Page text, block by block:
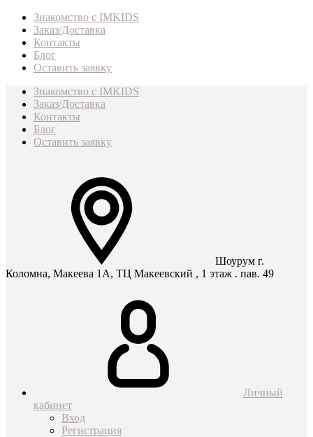
Знакомство с IMKIDS
Заказ/Доставка
Контакты
Блог
Оставить заявку
Знакомство с IMKIDS
Заказ/Доставка
Контакты
Блог
Оставить заявку
Шоурум г.
Коломна, Макеева 1А, ТЦ Макеевский , 1 этаж . пав. 49
Личный
кабинет
Вход
Регистрация